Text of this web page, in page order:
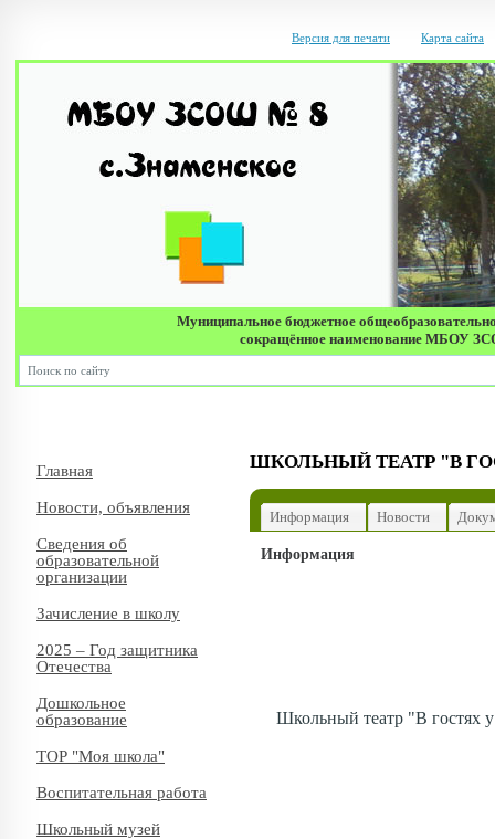
Версия для печати Карта сайта
Муниципальное бюджетное
сокращённое наименование МБОУ
Главная
Новости, объявления
Сведения об
образовательной
организации
Зачисление в школу
2025 – Год защитника
Отечества
Дошкольное
образование
ТОР "Моя школа"
Воспитательная работа
Школьный музей
ШКОЛЬНЫЙ ТЕАТР "В
Информация Новости
Информация
Школьный театр "В гостях